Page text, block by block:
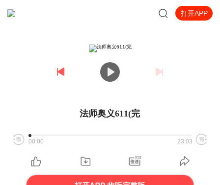
打开APP
法师奥义611(完
00:00 23:03